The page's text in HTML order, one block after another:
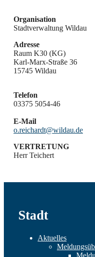
Organisation
Stadtverwaltung Wildau
Adresse
Raum K30 (KG)
Karl-Marx-Straße 36
15745 Wildau
Telefon
03375 5054-46
E-Mail
o.reichardt@wildau.de
VERTRETUNG
Herr Teichert
Stadt
Aktuelles